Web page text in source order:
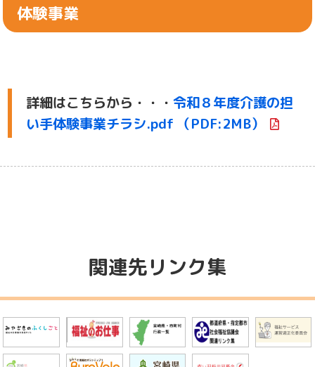
体験事業
詳細はこちらから・・・ 令和８年度介護の担
い手体験事業チラシ.pdf （PDF:2MB）
関連先リンク集